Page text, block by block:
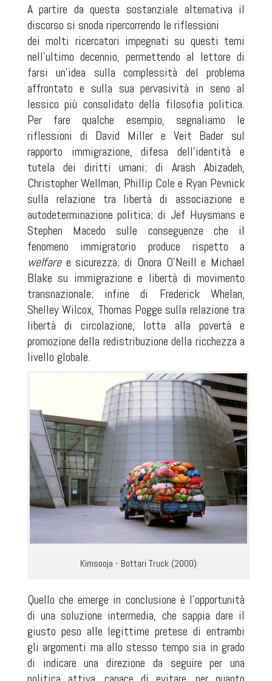
A partire da questa sostanziale alternativa il
discorso si snoda ripercorrendo le riflessioni
dei molti ricercatori impegnati su questi temi
nell’ultimo decennio, permettendo al lettore di
farsi un’idea sulla complessità del problema
affrontato e sulla sua pervasività in seno al
lessico più consolidato della filosofia politica.
Per fare qualche esempio, segnaliamo le
riflessioni di David Miller e Veit Bader sul
rapporto immigrazione, difesa dell’identità e
tutela dei diritti umani; di Arash Abizadeh,
Christopher Wellman, Phillip Cole e Ryan Pevnick
sulla relazione tra libertà di associazione e
autodeterminazione politica; di Jef Huysmans e
Stephen Macedo sulle conseguenze che il
fenomeno immigratorio produce rispetto a
welfaree sicurezza; di Onora O’Neill e Michael
Blake su immigrazione e libertà di movimento
transnazionale; infine di Frederick Whelan,
Shelley Wilcox, Thomas Pogge sulla relazione tra
libertà di circolazione, lotta alla povertà e
promozione della redistribuzione della ricchezza a
livello globale.
Kimsooja - Bottari Truck (2000)
Quello che emerge in conclusione è l’opportunità
di una soluzione intermedia, che sappia dare il
giusto peso alle legittime pretese di entrambi
gli argomenti ma allo stesso tempo sia in grado
di indicare una direzione da seguire per una